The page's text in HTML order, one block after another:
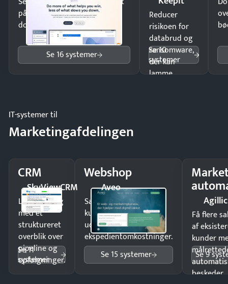
på minutter og mist ingen
dokumenter.
Se 16 systemer
Reducer
risikoen for
databrud og
ransomware,
der kan
lamme
Se 10
systemer
IT-systemer til
Marketingafdelingen
CRM
SkyViewCRM
Luk flere salg
med et
struktureret
overblik over
pipeline og
opfølgninger.
Se 11
systemer
Webshop
Aveo
Sælg produkter 24/7 til
kunder i hele landet
uden
ekspedientomkostninger.
Se 15 systemer
Agillic
Få flere
af
kunder
beskeder.
Se 9